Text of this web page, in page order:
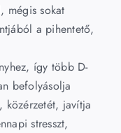
mégis sokat
a pihentető,
így több D-
befolyásolja
közérzetét, javítja
stresszt,